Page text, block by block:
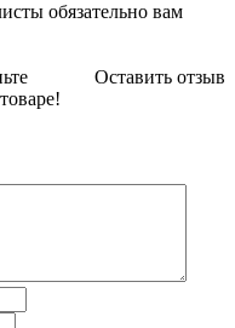
обязательно вам
Оставить отзыв